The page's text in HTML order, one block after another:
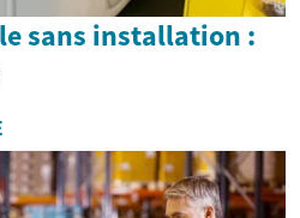
sans installation :